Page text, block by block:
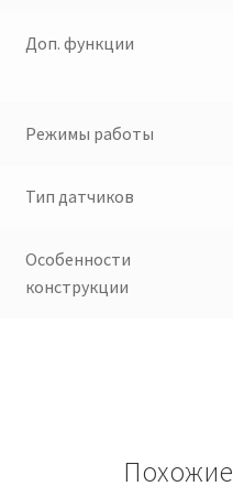
Доп. функции
Режимы работы
Тип датчиков
Особенности
конструкции
Похожие